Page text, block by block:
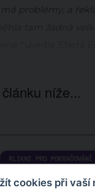
má problémy, a
níže...
cookies při vaší